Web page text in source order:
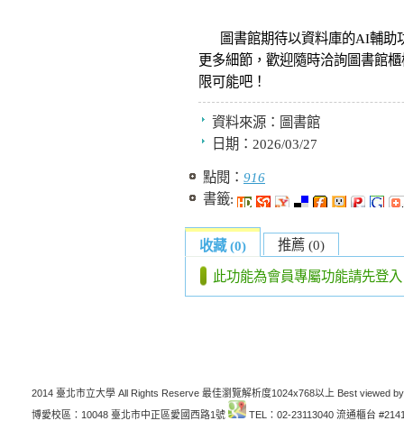
圖書館期待以資料庫的AI輔助
更多細節，歡迎隨時洽詢圖書館
限可能吧！
資料來源： 圖書館
日期： 2026/03/27
點閱： 916
書籤:
收藏 (0) 推薦 (0)
此功能為會員專屬功能請先登入
2014 臺北市立大學 All Rights Reserve 最佳瀏覽解析度1024x768以上 Best viewed
博愛校區：10048 臺北市中正區愛國西路1號
TEL：02-23113040 流通櫃台